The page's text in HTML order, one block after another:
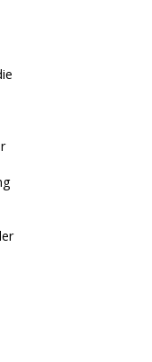
- Zufallsdiagnose
betroffen